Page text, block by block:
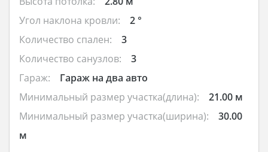
Угол наклона кровли:
2 °
Количество спален:
3
Количество санузлов:
3
Гараж:
Гараж на два авто
Минимальный размер участка(длина):
21.00 м
Минимальный размер участка(ширина):
30.00
м